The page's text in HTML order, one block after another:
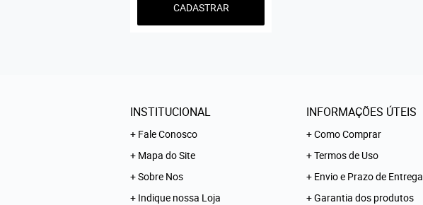
CADASTRAR
INSTITUCIONAL
Fale Conosco
Mapa do Site
Sobre Nos
Indique nossa Loja
INFORMAÇÕES ÚTEIS
Como Comprar
Termos de Uso
Envio e Prazo de Entrega
Garantia dos produtos